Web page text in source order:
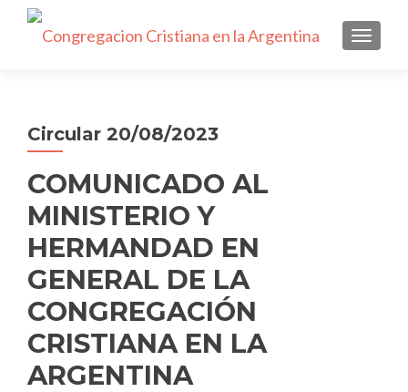
Circular 20/08/2023
COMUNICADO AL
MINISTERIO Y
HERMANDAD EN
GENERAL DE LA
CONGREGACIÓN
CRISTIANA EN LA
ARGENTINA